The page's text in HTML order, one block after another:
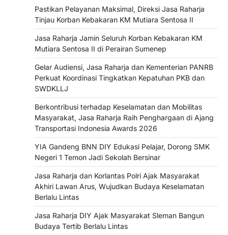
Pastikan Pelayanan Maksimal, Direksi Jasa Raharja
Tinjau Korban Kebakaran KM Mutiara Sentosa II
Jasa Raharja Jamin Seluruh Korban Kebakaran KM
Mutiara Sentosa II di Perairan Sumenep
Gelar Audiensi, Jasa Raharja dan Kementerian PANRB
Perkuat Koordinasi Tingkatkan Kepatuhan PKB dan
SWDKLLJ
Berkontribusi terhadap Keselamatan dan Mobilitas
Masyarakat, Jasa Raharja Raih Penghargaan di Ajang
Transportasi Indonesia Awards 2026
YIA Gandeng BNN DIY Edukasi Pelajar, Dorong SMK
Negeri 1 Temon Jadi Sekolah Bersinar
Jasa Raharja dan Korlantas Polri Ajak Masyarakat
Akhiri Lawan Arus, Wujudkan Budaya Keselamatan
Berlalu Lintas
Jasa Raharja DIY Ajak Masyarakat Sleman Bangun
Budaya Tertib Berlalu Lintas